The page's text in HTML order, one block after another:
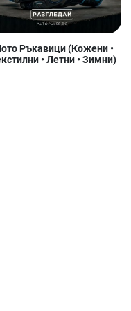
Ръкавици (Кожени •
• Летни • Зимни)